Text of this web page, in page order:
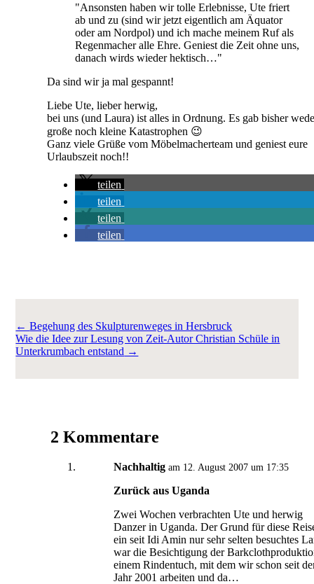
"Ansonsten haben wir tolle Erlebnisse, Ute friert
ab und zu (sind wir jetzt eigentlich am Äquator
oder am Nordpol) und ich mache meinem Ruf als
Regenmacher alle Ehre. Geniest die Zeit ohne uns,
danach wirds wieder hektisch…"
Da sind wir ja mal gespannt!
Liebe Ute, lieber herwig,
bei uns (und Laura) ist alles in Ordnung. Es gab bisher
große noch kleine Katastrophen 😉
Ganz viele Grüße vom Möbelmacherteam und geniest eure
Urlaubszeit noch!!
teilen
teilen
teilen
teilen
←Begehung des Skulpturenweges in Hersbruck
Wie die Idee zur Lesung von Zeit-Autor Christian Schüle in
Unterkrumbach entstand →
2 Kommentare
Nachhaltig am 12. August 2007 um 17:35
Zurück aus Uganda
Zwei Wochen verbrachten Ute und herwig
Danzer in Uganda. Der Grund für diese
ein seit Idi Amin nur sehr selten besuchtes
war die Besichtigung der
einem Rindentuch, mit dem wir schon seit
Jahr 2001 arbeiten und da…